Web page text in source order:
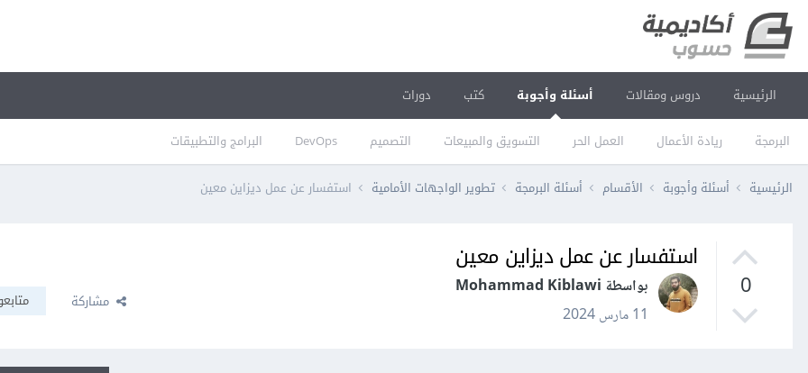
الرئيسية دروس ومقالات أسئلة وأجوبة
البرمجة ريادة الأعمال العمل الحر التسويق والمبيعات التصميم DevOps البرامج والتطبيقات
كتب دورات
الرئيسية أسئلة وأجوبة الأقسام أسئلة البرمجة تطوير الواجهات الأمامية استفسار عن عمل ديزاين معين
0
استفسار عن عمل ديزاين معين
بواسطة Mohammad Kiblawi
11 مارس 2024
مشاركة